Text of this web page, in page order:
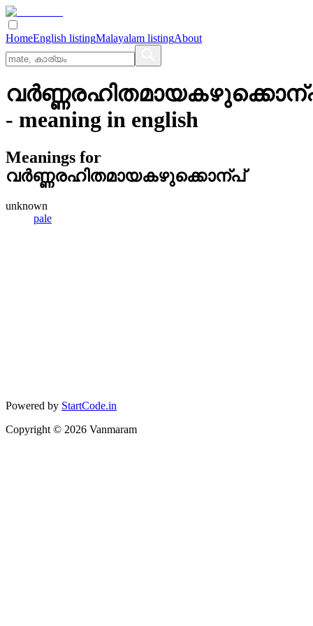
HomeEnglish listingMalayalam listingAbout
- meaning in english
Meanings for
വര്‍ണ്ണരഹിതമായകഴുക്കൊന്പ്
unknown
pale
Powered by StartCode.in
Copyright © 2026 Vanmaram